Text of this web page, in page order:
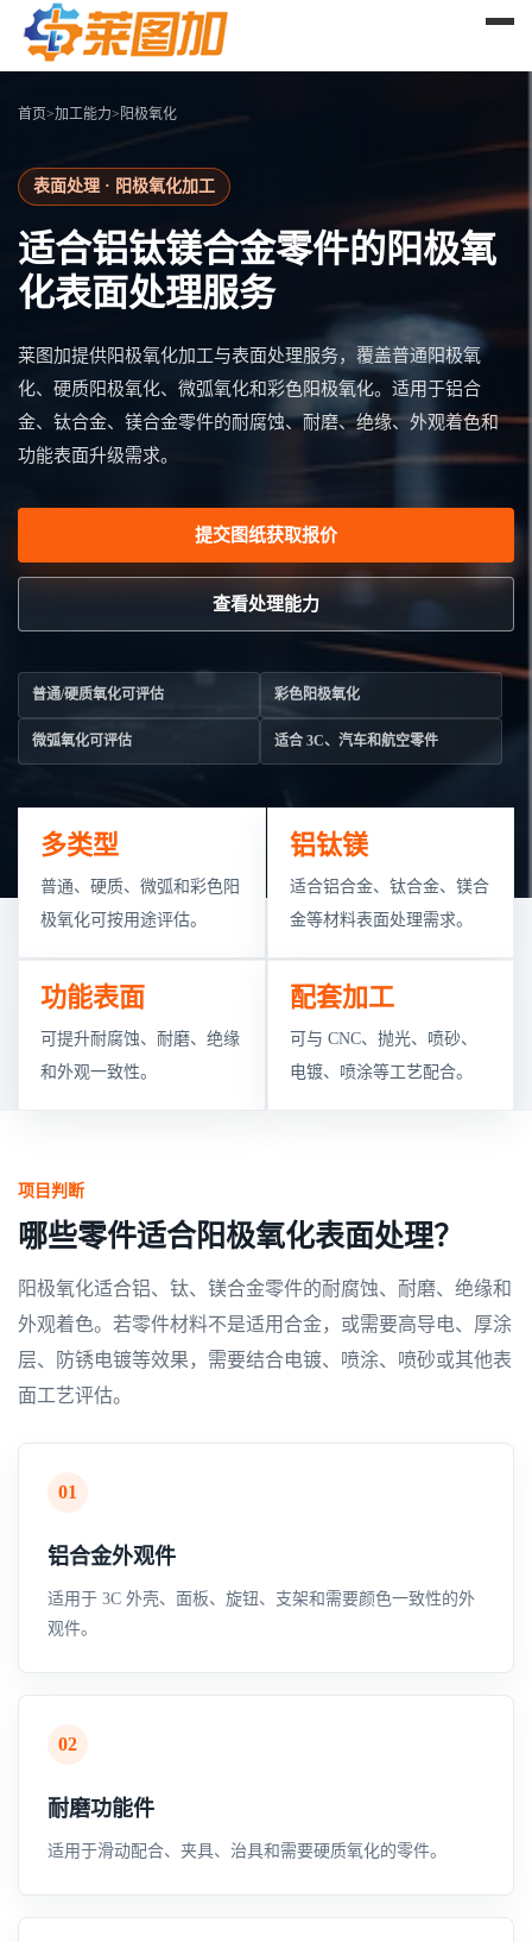
首页>加工能力> 阳极氧化
表面处理 · 阳极氧化加工
适合铝钛镁合金零件的阳极氧
化表面处理服务
莱图加提供阳极氧化加工与表面处理服务，覆盖普通阳极氧
化、硬质阳极氧化、微弧氧化和彩色阳极氧化。适用于铝合
金、钛合金、镁合金零件的耐腐蚀、耐磨、绝缘、外观着色和
功能表面升级需求。
提交图纸获取报价
查看处理能力
普通/硬质氧化可评估 彩色阳极氧化
微弧氧化可评估 适合 3C、汽车和航空零件
多类型
普通、硬质、微弧和彩色阳
极氧化可按用途评估。
铝钛镁
适合铝合金、钛合金、镁合
金等材料表面处理需求。
功能表面
可提升耐腐蚀、耐磨、绝缘
和外观一致性。
配套加工
可与 CNC、抛光、喷砂、
电镀、喷涂等工艺配合。
项目判断
哪些零件适合阳极氧化表面处理？
阳极氧化适合铝、钛、镁合金零件的耐腐蚀、耐磨、绝缘和
外观着色。若零件材料不是适用合金，或需要高导电、厚涂
层、防锈电镀等效果，需要结合电镀、喷涂、喷砂或其他表
面工艺评估。
01
铝合金外观件
适用于 3C 外壳、面板、旋钮、支架和需要颜色一致性的外
观件。
02
耐磨功能件
适用于滑动配合、夹具、治具和需要硬质氧化的零件。